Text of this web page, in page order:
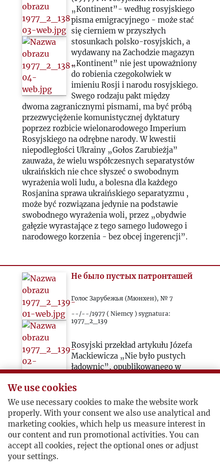
„Kontinent”- według rosyjskiego
pisma emigracyjnego - może stać
się cierniem w przyszłych
stosunkach polsko-rosyjskich, a
wydawany na Zachodzie magazyn
„Kontinent” nie jest upoważniony
do robienia czegokolwiek w
imieniu Rosji i narodu rosyjskiego.
Swego rodzaju pakt między
dwoma zagranicznymi pismami, ma być próbą
przezwyciężenie komunistycznej dyktatury
poprzez rozbicie wielonarodowego Imperium
Rosyjskiego na odrębne narody. W kwestii
niepodległości Ukrainy „Gołos Zarubieżja”
zauważa, że wielu współczesnych separatystów
ukraińskich nie chce słyszeć o swobodnym
wyrażenia woli ludu, a bolesna dla każdego
Rosjanina sprawa ukraińskiego separatyzmu ,
może być rozwiązana jedynie na podstawie
swobodnego wyrażenia woli, przez „obydwie
gałęzie wyrastające z tego samego ludowego i
narodowego korzenia - bez obcej ingerencji”.
Не было пустых патронташей
Голос Зарубежья (Мюнхен), № 7
--/--/1977 ( Niemcy ) sygnatura:
1977_2_139
Rosyjski przekład artykułu Józefa
Mackiewicza „Nie było pustych
ładownic”, opublikowanego w
„Zeszytów Historycznych”
(1977).
We use cookies
We use necessary cookies to make the website work
properly. With your consent we also use analytical and
marketing cookies, which help us measure interest in
our content and run promotional activities. You can
accept all cookies, reject the optional ones or adjust
your settings.